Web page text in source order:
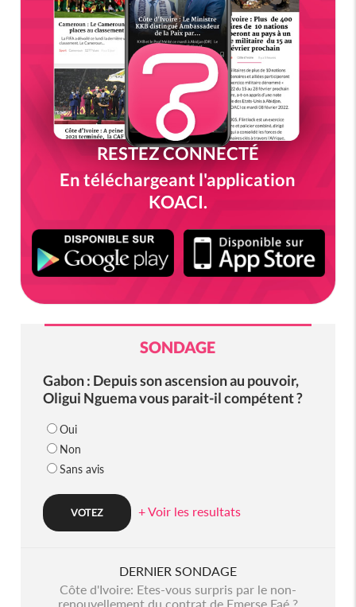
RESTEZ CONNECTÉ
En téléchargeant l'application
KOACI.
SONDAGE
Gabon : Depuis son ascension au pouvoir,
Oligui Nguema vous parait-il compétent ?
Oui
Non
Sans avis
+ Voir les resultats
DERNIER SONDAGE
Côte d'Ivoire: Etes-vous surpris par le non-
renouvellement du contrat de Emerse Faé ?